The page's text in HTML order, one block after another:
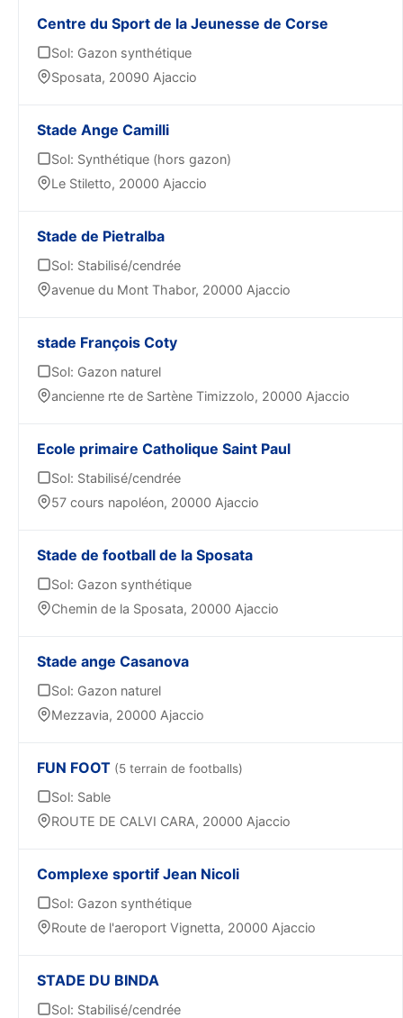
Centre du Sport de la Jeunesse de Corse
Sol: Gazon synthétique
Sposata, 20090 Ajaccio
Stade Ange Camilli
Sol: Synthétique (hors gazon)
Le Stiletto, 20000 Ajaccio
Stade de Pietralba
Sol: Stabilisé/cendrée
avenue du Mont Thabor, 20000 Ajaccio
stade François Coty
Sol: Gazon naturel
ancienne rte de Sartène Timizzolo, 20000 Ajaccio
Ecole primaire Catholique Saint Paul
Sol: Stabilisé/cendrée
57 cours napoléon, 20000 Ajaccio
Stade de football de la Sposata
Sol: Gazon synthétique
Chemin de la Sposata, 20000 Ajaccio
Stade ange Casanova
Sol: Gazon naturel
Mezzavia, 20000 Ajaccio
FUN FOOT (5 terrain de footballs)
Sol: Sable
ROUTE DE CALVI CARA, 20000 Ajaccio
Complexe sportif Jean Nicoli
Sol: Gazon synthétique
Route de l'aeroport Vignetta, 20000 Ajaccio
STADE DU BINDA
Sol: Stabilisé/cendrée